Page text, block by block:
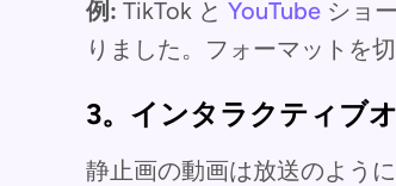
例: TikTok と YouTube ショ
りました。フォーマットを
3。インタラクティブ
静止画の動画は放送のよう